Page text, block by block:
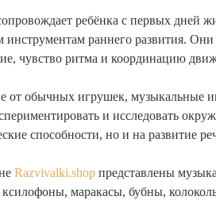
ребёнка с первых дней
инструментам раннего развития.
чувство ритма и координацию
от обычных игрушек, музыкальные
и исследовать
способности, но и на развитие
Razvivalki.shopпредставлены
ксилофоны, маракасы, бубны,